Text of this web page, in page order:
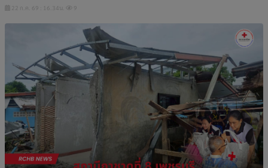
22 ก.ค. 69 : 16.34น. 9